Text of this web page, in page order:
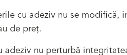
cu adeziv nu se
de preț.
adeziv nu perturbă